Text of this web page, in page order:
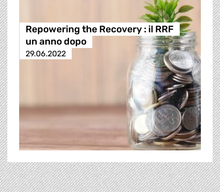
Repowering the Recovery : il RRF
un anno dopo
29.06.2022